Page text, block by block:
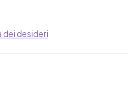
dei desideri